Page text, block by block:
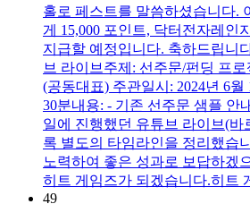
홀로 페스트를 말씀하셨습니다.
게 15,000 포인트, 닥터전자레인
지급할 예정입니다. 축하드립니
브 라이브주제: 선주문/펀딩 프
(공동대표) 주관일시: 2024년 6월
30분내용: - 기존 선주문 샘플 안
일에 진행했던 유튜브 라이브(바
록 별도의 타임라인을 정리했습
노력하여 좋은 성과로 보답하겠
히트 게임즈가 되겠습니다.히트
49